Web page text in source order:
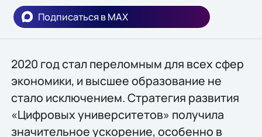
Подписаться в MAX
2020 год стал переломным для всех сфер
экономики, и высшее образование не
стало исключением. Стратегия развития
«Цифровых университетов» получила
значительное ускорение, особенно в